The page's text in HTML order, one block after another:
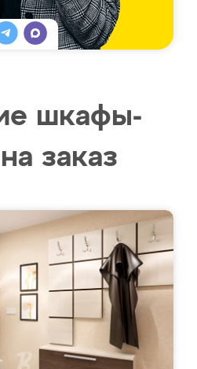
шкафы-
заказ